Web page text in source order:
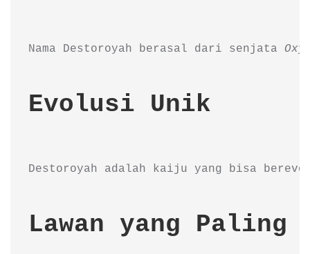
Nama Destoroyah berasal dari senjata
Evolusi Unik
Destoroyah adalah kaiju yang bisa
Lawan yang Paling